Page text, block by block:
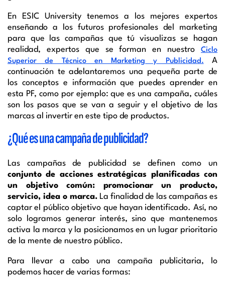
En ESIC University tenemos a los mejores expertos
enseñando a los futuros profesionales del marketing
para que las campañas que tú visualizas se hagan
realidad, expertos que se forman en nuestro Ciclo
Superior de Técnico en Marketing y Publicidad.
A
continuación te adelantaremos una pequeña parte de
los conceptos e información que puedes aprender en
esta PF, como por ejemplo: que es una campaña, cuáles
son los pasos que se van a seguir y el objetivo de las
marcas al invertir en este tipo de productos.
¿Qué es una campaña de publicidad?
Las campañas de publicidad se definen como un
conjunto de acciones estratégicas planificadas con
un objetivo común: promocionar un producto,
servicio, idea o marca. La finalidad de las campañas es
captar el público objetivo que hayan identificado. Así, no
solo logramos generar interés, sino que mantenemos
activa la marca y la posicionamos en un lugar prioritario
de la mente de nuestro público.
Para llevar a cabo una campaña publicitaria, lo
podemos hacer de varias formas: